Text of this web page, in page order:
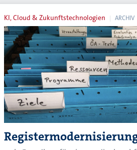
KI, Cloud & Zukunftstechnologien ARCHIV